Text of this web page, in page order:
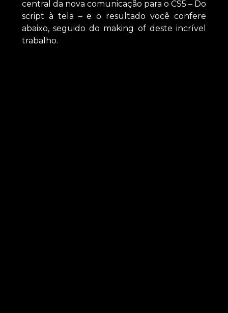
central da nova comunicação para o CS5 – Do
script à tela – e o resultado você confere
abaixo, seguido do making of deste incrível
trabalho.